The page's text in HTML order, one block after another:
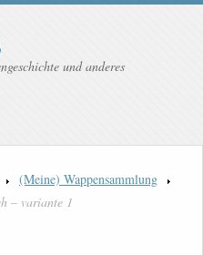
und anderes
(Meine) Wappensammlung
– variante 1